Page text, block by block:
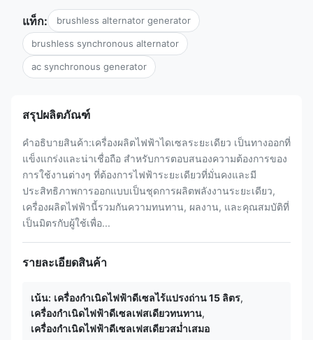
แท็ก: brushless alternator generator
brushless synchronous alternator
ac synchronous generator
สรุปผลิตภัณฑ์
คําอธิบายสินค้า:เครื่องผลิตไฟฟ้าไดเซลระยะเดียว เป็นทางออกที่
แข็งแกร่งและน่าเชื่อถือ สําหรับการตอบสนองความต้องการของ
การใช้งานต่างๆ ที่ต้องการไฟฟ้าระยะเดียวที่มั่นคงและมี
ประสิทธิภาพการออกแบบเป็นชุดการผลิตพลังงานระยะเดียว,
เครื่องผลิตไฟฟ้านี้รวมกันความทนทาน, ผลงาน, และคุณสมบัติที่
เป็นมิตรกับผู้ใช้เพื่อ...
รายละเอียดสินค้า
เน้น: เครื่องกำเนิดไฟฟ้าดีเซลไร้แปรงถ่าน 15 ลิตร,
เครื่องกำเนิดไฟฟ้าดีเซลเฟสเดียวทนทาน,
เครื่องกำเนิดไฟฟ้าดีเซลเฟสเดียวสม่ำเสมอ